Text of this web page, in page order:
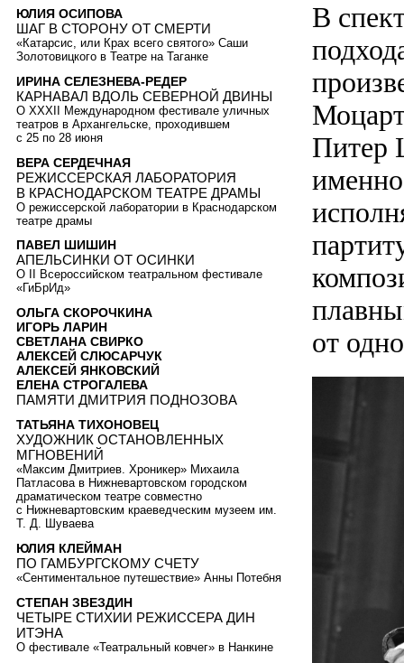
В
Питер
от
ЮЛИЯ ОСИПОВА
ШАГ В СТОРОНУ ОТ СМЕРТИ
«Катарсис, или Крах всего святого» Саши
Золотовицкого в Театре на Таганке
ИРИНА СЕЛЕЗНЕВА-РЕДЕР
КАРНАВАЛ ВДОЛЬ СЕВЕРНОЙ ДВИНЫ
О XXXII Международном фестивале уличных
театров в Архангельске, проходившем
с 25 по 28 июня
ВЕРА СЕРДЕЧНАЯ
РЕЖИССЕРСКАЯ ЛАБОРАТОРИЯ
В КРАСНОДАРСКОМ ТЕАТРЕ ДРАМЫ
О режиссерской лаборатории в Краснодарском
театре драмы
ПАВЕЛ ШИШИН
АПЕЛЬСИНКИ ОТ ОСИНКИ
О II Всероссийском театральном фестивале
«ГиБрИд»
ОЛЬГА СКОРОЧКИНА
ИГОРЬ ЛАРИН
СВЕТЛАНА СВИРКО
АЛЕКСЕЙ СЛЮСАРЧУК
АЛЕКСЕЙ ЯНКОВСКИЙ
ЕЛЕНА СТРОГАЛЕВА
ПАМЯТИ ДМИТРИЯ ПОДНОЗОВА
ТАТЬЯНА ТИХОНОВЕЦ
ХУДОЖНИК ОСТАНОВЛЕННЫХ
МГНОВЕНИЙ
«Максим Дмитриев. Хроникер» Михаила
Патласова в Нижневартовском городском
драматическом театре совместно
с Нижневартовским краеведческим музеем им.
Т. Д. Шуваева
ЮЛИЯ КЛЕЙМАН
ПО ГАМБУРГСКОМУ СЧЕТУ
«Сентиментальное путешествие» Анны Потебня
СТЕПАН ЗВЕЗДИН
ЧЕТЫРЕ СТИХИИ РЕЖИССЕРА ДИН
ИТЭНА
О фестивале «Театральный ковчег» в Нанкине